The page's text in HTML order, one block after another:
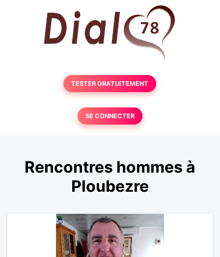
TESTER GRATUITEMENT
SE CONNECTER
Rencontres hommes à
Ploubezre